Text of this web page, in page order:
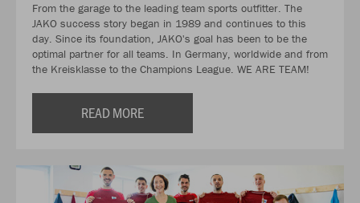
From the garage to the leading team sports outfitter. The
JAKO success story began in 1989 and continues to this
day. Since its foundation, JAKO's goal has been to be the
optimal partner for all teams. In Germany, worldwide and from
the Kreisklasse to the Champions League. WE ARE TEAM!
READ MORE